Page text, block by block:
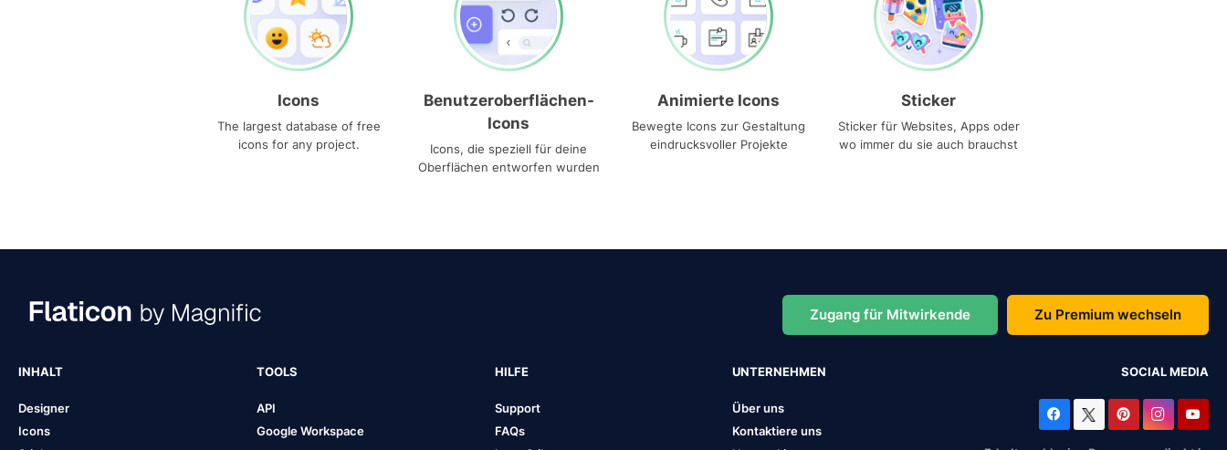
Icons
The largest database of free
icons for any project.
Benutzeroberflächen-
Icons
Icons, die speziell für deine
Oberflächen entworfen wurden
Animierte Icons
Bewegte Icons zur Gestaltung
eindrucksvoller Projekte
Sticker
Sticker für Websites, Apps oder
wo immer du sie auch brauchst
Zugang für Mitwirkende Zu Premium wechseln
INHALT
Designer
Icons
TOOLS
API
Google Workspace
HILFE
Support
FAQs
UNTERNEHMEN
Über uns
Kontaktiere uns
SOCIAL MEDIA